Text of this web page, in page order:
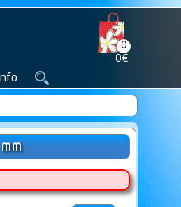
0
0€